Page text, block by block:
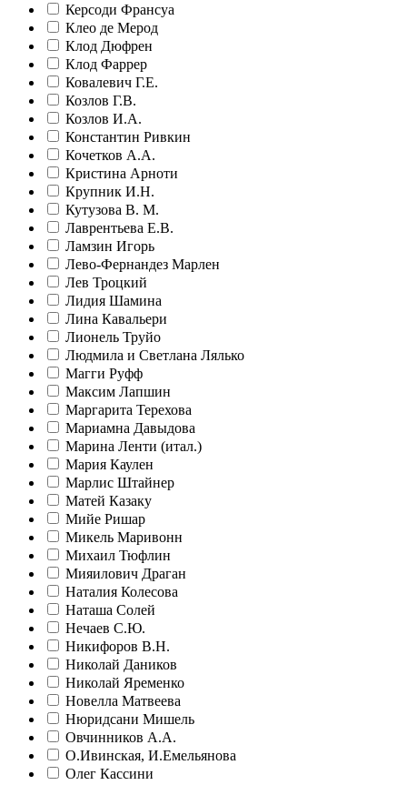
Керсоди Франсуа
Клео де Мерод
Клод Дюфрен
Клод Фаррер
Ковалевич Г.Е.
Козлов Г.В.
Козлов И.А.
Константин Ривкин
Кочетков А.А.
Кристина Арноти
Крупник И.Н.
Кутузова В. М.
Лаврентьева Е.В.
Ламзин Игорь
Лево-Фернандез Марлен
Лев Троцкий
Лидия Шамина
Лина Кавальери
Лионель Труйо
Людмила и Светлана Лялько
Магги Руфф
Максим Лапшин
Маргарита Терехова
Мариамна Давыдова
Марина Ленти (итал.)
Мария Каулен
Марлис Штайнер
Матей Казаку
Мийе Ришар
Микель Маривонн
Михаил Тюфлин
Мияилович Драган
Наталия Колесова
Наташа Солей
Нечаев С.Ю.
Никифоров В.Н.
Николай Даников
Николай Яременко
Новелла Матвеева
Нюридсани Мишель
Овчинников А.А.
О.Ивинская, И.Емельянова
Олег Кассини